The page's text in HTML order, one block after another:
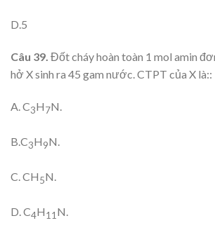
D.5
Câu 39. Đốt cháy hoàn toàn 1 mol amin
hở X sinh ra 45 gam nước. CTPT của X là::
A. C3H7N.
B.C3H9N.
C. CH5N.
D. C4H11 N.